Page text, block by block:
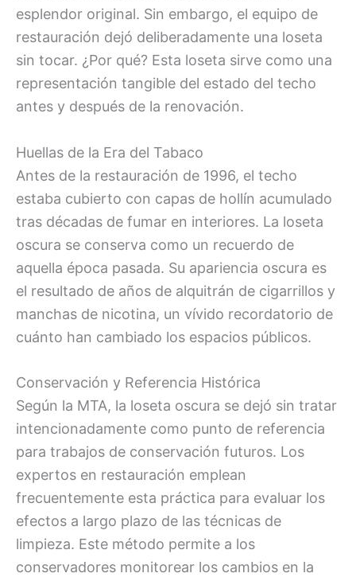
esplendor original. Sin embargo, el equipo de
restauración dejó deliberadamente una loseta
sin tocar. ¿Por qué? Esta loseta sirve como una
representación tangible del estado del techo
antes y después de la renovación.
Huellas de la Era del Tabaco
Antes de la restauración de 1996, el techo
estaba cubierto con capas de hollín acumulado
tras décadas de fumar en interiores. La loseta
oscura se conserva como un recuerdo de
aquella época pasada. Su apariencia oscura es
el resultado de años de alquitrán de cigarrillos y
manchas de nicotina, un vívido recordatorio de
cuánto han cambiado los espacios públicos.
Conservación y Referencia Histórica
Según la MTA, la loseta oscura se dejó sin tratar
intencionadamente como punto de referencia
para trabajos de conservación futuros. Los
expertos en restauración emplean
frecuentemente esta práctica para evaluar los
efectos a largo plazo de las técnicas de
limpieza. Este método permite a los
conservadores monitorear los cambios en la